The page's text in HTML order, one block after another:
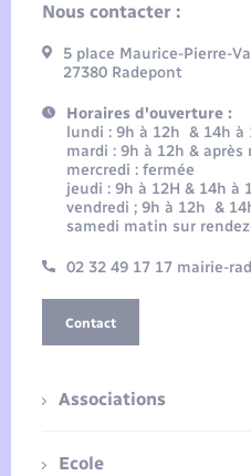
Nous contacter :
5 place Maurice-Pierre-
27380 Radepont
Horaires d'ouverture :
lundi : 9h à 12h & 14h à
mardi : 9h à 12h &
mercredi : fermée
jeudi : 9h à 12H & 14h à
vendredi ; 9h à 12h &
samedi matin sur
02 32 49 17 17 mairie-
Contact
Associations
Ecole